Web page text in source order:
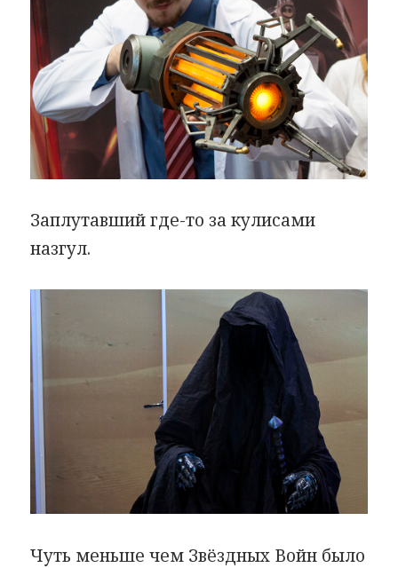
Заплутавший где-то за кулисами
назгул.
Чуть меньше чем Звёздных Войн было